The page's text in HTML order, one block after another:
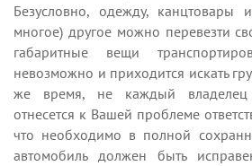
Безусловно, одежду,
многое) другое можно перевезти
габаритные вещи
невозможно и приходится искать
же время, не каждый владелец
отнесется к Вашей проблеме
что необходимо в полной
автомобиль должен быть